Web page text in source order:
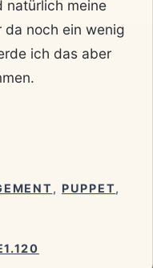
natürlich meine
da noch ein wenig
ich das aber
, PUPPET,